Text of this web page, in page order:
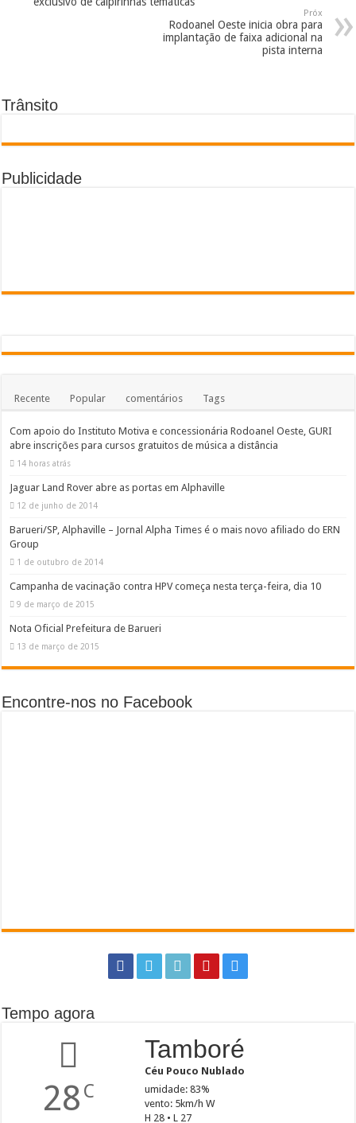
Próx
Rodoanel Oeste inicia obra para
implantação de faixa adicional na
pista interna
Trânsito
Publicidade
Recente Popular comentários Tags
Com apoio do Instituto Motiva e concessionária Rodoanel Oeste, GURI
abre inscrições para cursos gratuitos de música a distância
14 horas atrás
Jaguar Land Rover abre as portas em Alphaville
12 de junho de 2014
Barueri/SP, Alphaville – Jornal Alpha Times é o mais novo afiliado do ERN
Group
1 de outubro de 2014
Campanha de vacinação contra HPV começa nesta terça-feira, dia 10
9 de março de 2015
Nota Oficial Prefeitura de Barueri
13 de março de 2015
Encontre-nos no Facebook
Tempo agora
28 C
Tamboré
Céu Pouco Nublado
umidade: 83%
vento: 5km/h W
H 28 • L 27